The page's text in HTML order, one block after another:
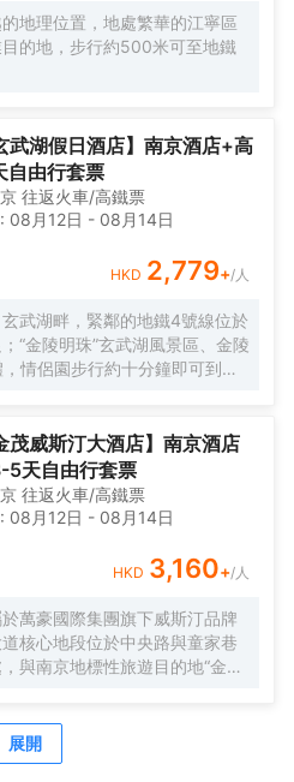
廳和500平方米的戶外草坪區
議及宴會需求。
地理位置，地處繁華的江寧區
的地，步行約500米可至地鐵
武湖假日酒店】南京酒店+高
自由行套票
往返火車/高鐵票
08月12日 - 08月14日
HKD 2,779+/人
武湖畔，緊鄰的地鐵4號線位於
“金陵明珠”玄武湖風景區、金陵
情侶園步行約十分鐘即可到
茂威斯汀大酒店】南京酒店
5天自由行套票
往返火車/高鐵票
08月12日 - 08月14日
HKD 3,160+/人
萬豪國際集團旗下威斯汀品牌
核心地段位於中央路與童家巷
與南京地標性旅遊目的地“金陵
展開